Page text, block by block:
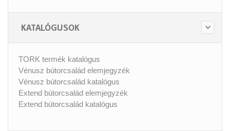
KATALÓGUSOK
TORK termék katalógus
Vénusz bútorcsalád elemjegyzék
Vénusz bútorcsalád katalógus
Extend bútorcsalád elemjegyzék
Extend bútorcsalád katalógus